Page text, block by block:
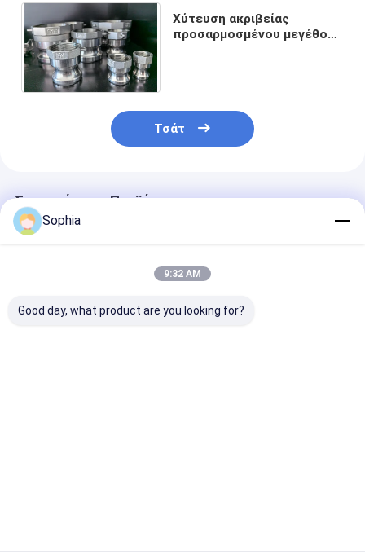
Χύτευση ακριβείας
προσαρμοσμένου μεγέθους
Τσάτ
Συνιστώμενα Προϊόντα
Sophia
9:32 AM
Good day, what product are you looking for?